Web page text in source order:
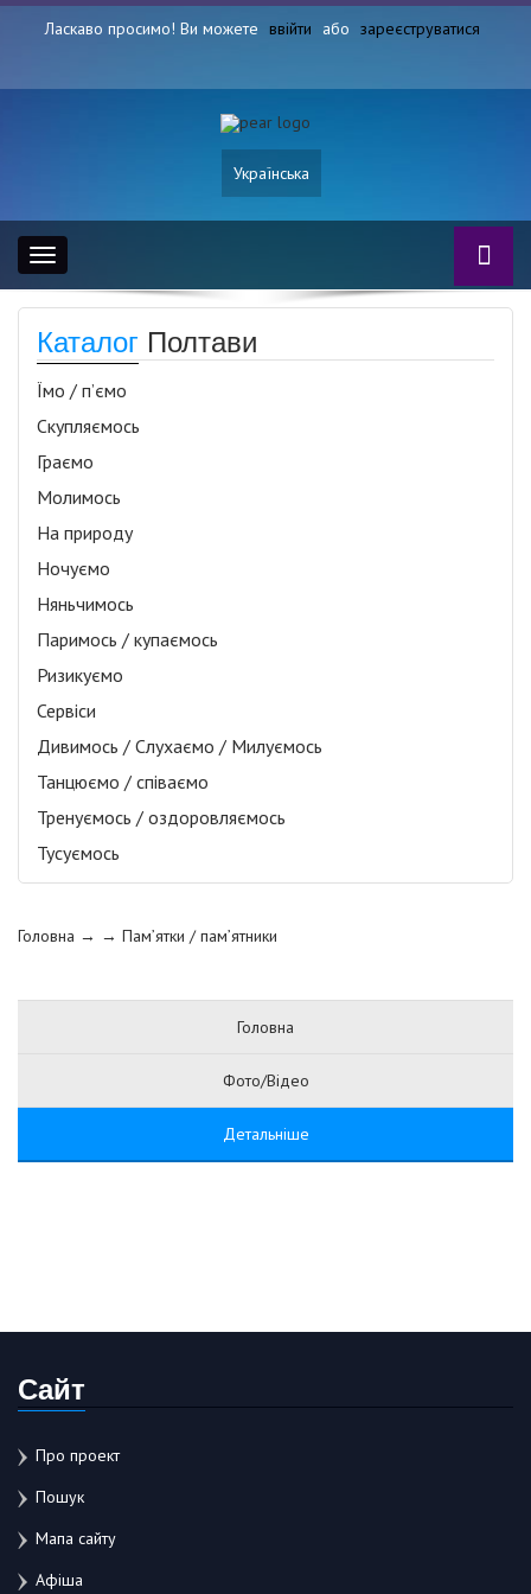
Ласкаво просимо! Ви можете ввійти або зареєструватися
Українська
Toggle
navigation
Каталог Полтави
Їмо / п’ємо
Скупляємось
Граємо
Молимось
На природу
Ночуємо
Няньчимось
Паримось / купаємось
Ризикуємо
Сервіси
Дивимось / Слухаємо / Милуємось
Танцюємо / співаємо
Тренуємось / оздоровляємось
Тусуємось
Головна → → Пам’ятки / пам’ятники
Головна
Фото/Відео
Детальніше
Сайт
Про проект
Пошук
Мапа сайту
Афіша